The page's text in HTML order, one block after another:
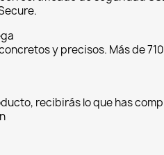
y precisos. Más de
recibirás lo que has